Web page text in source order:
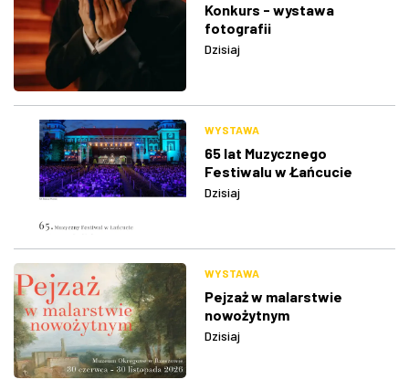
Konkurs - wystawa
fotografii
Dzisiaj
WYSTAWA
65 lat Muzycznego
Festiwalu w Łańcucie
Dzisiaj
WYSTAWA
Pejzaż w malarstwie
nowożytnym
Dzisiaj